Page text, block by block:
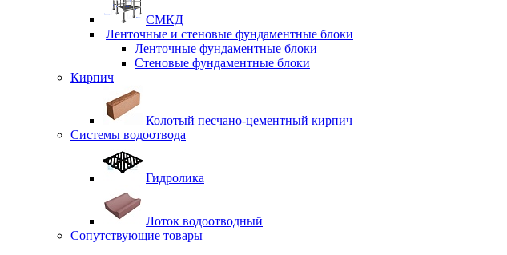
СМКД
Ленточные и стеновые фундаментные блоки
Ленточные фундаментные блоки
Стеновые фундаментные блоки
Кирпич
Колотый песчано-цементный кирпич
Системы водоотвода
Гидролика
Лоток водоотводный
Сопутствующие товары